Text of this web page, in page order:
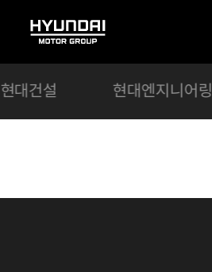
HYUNDAI
MOTOR
GROUP
현대건설 현대엔지니어링